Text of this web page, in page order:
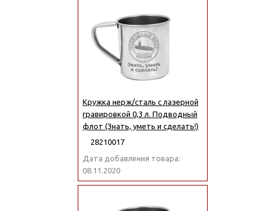
Кружка нерж/сталь с лазерной
гравировкой 0,3 л. Подводный
флот (Знать, уметь и сделать!)
28210017
Дата добавления товара:
08.11.2020